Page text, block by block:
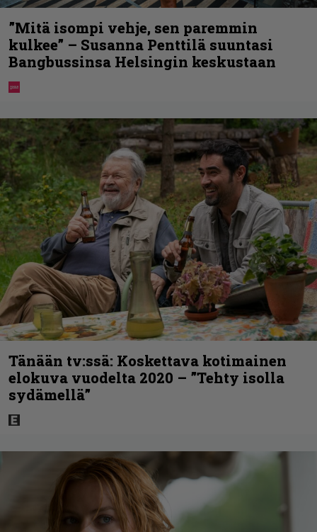
”Mitä isompi vehje, sen paremmin
kulkee” – Susanna Penttilä suuntasi
Bangbussinsa Helsingin keskustaan
Tänään tv:ssä: Koskettava kotimainen
elokuva vuodelta 2020 – ”Tehty isolla
sydämellä”